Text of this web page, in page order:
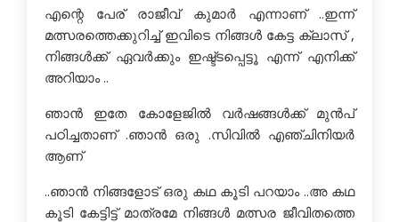
എന്റെ പേര് രാജീവ്‌ കുമാര്‍ എന്നാണ് ..ഇന്ന്
മത്സരത്തെക്കുറിച്ച് ഇവിടെ നിങ്ങള്‍ കേട്ട ക്ലാസ് ,
നിങ്ങള്‍ക്ക് ഏവര്‍ക്കും ഇഷ്ട്ടപ്പെട്ടൂ എന്ന് എനിക്ക്
അറിയാം ..
ഞാന്‍ ഇതേ കോളേജില്‍ വര്‍ഷങ്ങള്‍ക്ക് മുന്‍പ്
പഠിച്ചതാണ് .ഞാന്‍ ഒരു .സിവില്‍ എഞ്ചിനിയര്‍
ആണ്
..ഞാന്‍ നിങ്ങളോട് ഒരു കഥ കൂടി പറയാം ..അ കഥ
കൂടി കേട്ടിട്ട് മാത്രമേ നിങ്ങള്‍ മത്സര ജീവിതത്തെ